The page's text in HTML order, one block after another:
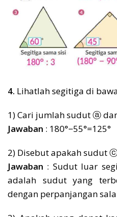
4. Lihatlah segitiga di
1) Cari jumlah sudut ⓐ
Jawaban : 180°−55°=125°
2) Disebut apakah sudut
Jawaban : Sudut luar
adalah sudut yang
dengan perpanjangan